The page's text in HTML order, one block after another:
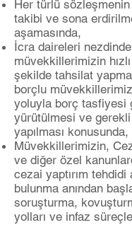
Her türlü sözleşmenin
takibi ve sona
aşamasında,
İcra daireleri nezdinde
müvekkillerimizin
şekilde tahsilat
borçlu
yoluyla borç tasfiyesi
yürütülmesi ve gerekli
yapılması konusunda,
Müvekkillerimizin,
ve diğer özel
cezai yaptırım tehdidi
bulunma anından
soruşturma,
yolları ve infaz